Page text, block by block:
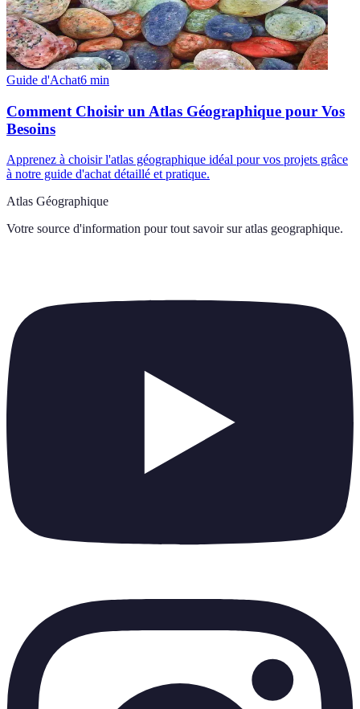
Guide d'Achat6 min
Comment Choisir un Atlas Géographique pour Vos
Besoins
Apprenez à choisir l'atlas géographique idéal pour vos projets grâce
à notre guide d'achat détaillé et pratique.
Atlas Géographique
Votre source d'information pour tout savoir sur atlas geographique.